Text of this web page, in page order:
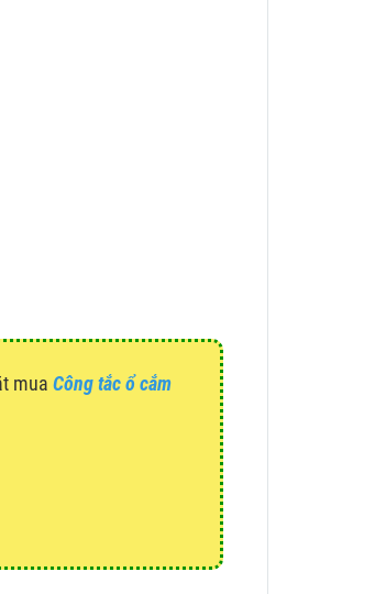
mua Công tắc ổ cắm